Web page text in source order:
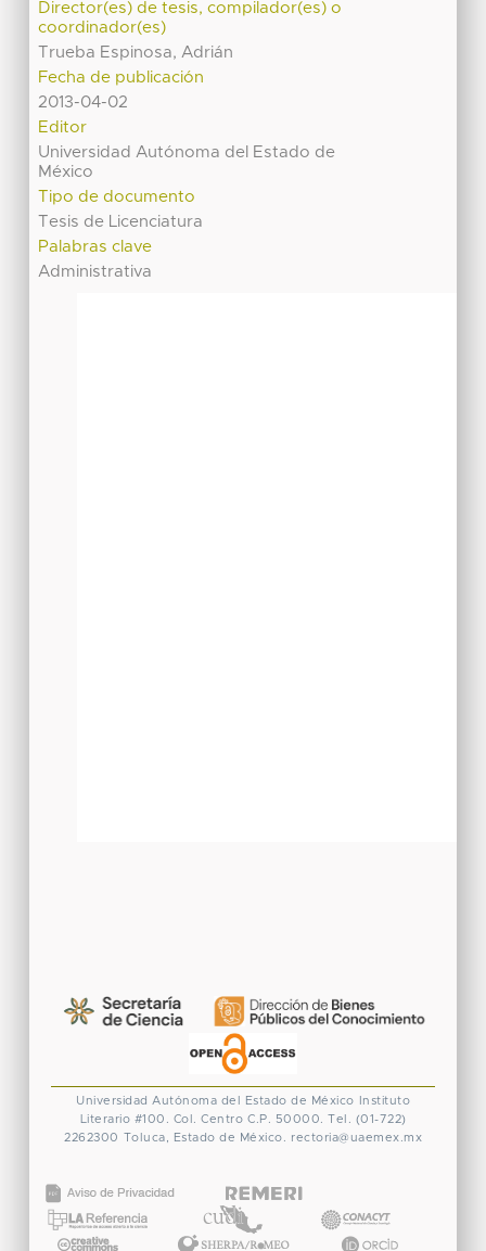
Director(es) de tesis, compilador(es) o
coordinador(es)
Trueba Espinosa, Adrián
Fecha de publicación
2013-04-02
Editor
Universidad Autónoma del Estado de
México
Tipo de documento
Tesis de Licenciatura
Palabras clave
Administrativa
Universidad Autónoma del Estado de México
Instituto
Literario #100. Col. Centro C.P. 50000. Tel. (01-722)
2262300 Toluca, Estado de México. rectoria@uaemex.mx